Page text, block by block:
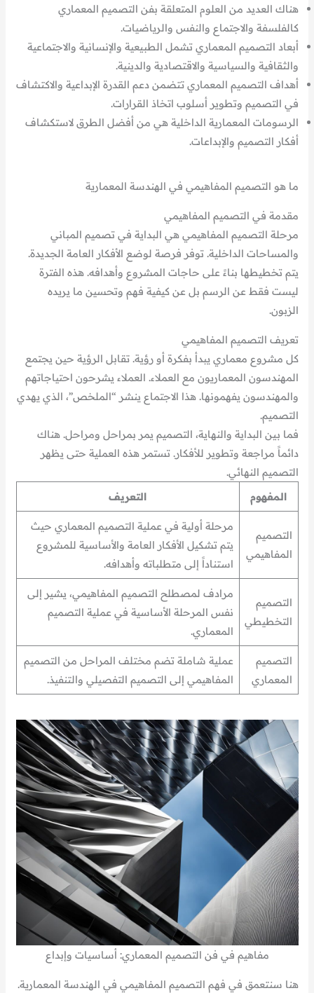
هناك العديد من العلوم المتعلقة بفن التصميم المعماري
كالفلسفة والاجتماع والنفس والرياضيات.
أبعاد التصميم المعماري تشمل الطبيعية والإنسانية والاجتماعية
والثقافية والسياسية والاقتصادية والدينية.
أهداف التصميم المعماري تتضمن دعم القدرة الإبداعية والاكتشاف
في التصميم وتطوير أسلوب اتخاذ القرارات.
الرسومات المعمارية الداخلية هي من أفضل الطرق لاستكشاف
أفكار التصميم والإبداعات.
ما هو التصميم المفاهيمي في الهندسة المعمارية
مقدمة في التصميم المفاهيمي
مرحلة التصميم المفاهيمي هي البداية في تصميم المباني
والمساحات الداخلية. توفر فرصة لوضع الأفكار العامة الجديدة.
يتم تخطيطها بناءً على حاجات المشروع وأهدافه. هذه الفترة
ليست فقط عن الرسم بل عن كيفية فهم وتحسين ما يريده
الزبون.
تعريف التصميم المفاهيمي
كل مشروع معماري يبدأ بفكرة أو رؤية. تقابل الرؤية حين يجتمع
المهندسون المعماريون مع العملاء. العملاء يشرحون احتياجاتهم
والمهندسون يفهمونها. هذا الاجتماع ينشر “الملخص”، الذي يهدي
التصميم.
فما بين البداية والنهاية، التصميم يمر بمراحل ومراحل. هناك
دائماً مراجعة وتطوير للأفكار. تستمر هذه العملية حتى يظهر
التصميم النهائي.
المفهوم
التعريف
التصميم
المفاهيمي
مرحلة أولية في عملية التصميم المعماري حيث
يتم تشكيل الأفكار العامة والأساسية للمشروع
استناداً إلى متطلباته وأهدافه.
التصميم
التخطيطي
مرادف لمصطلح التصميم المفاهيمي، يشير إلى
نفس المرحلة الأساسية في عملية التصميم
المعماري.
التصميم
المعماري
عملية شاملة تضم مختلف المراحل من التصميم
المفاهيمي إلى التصميم التفصيلي والتنفيذ.
مفاهيم في فن التصميم المعماري: أساسيات وإبداع
هنا سنتعمق في فهم التصميم المفاهيمي في الهندسة المعمارية.